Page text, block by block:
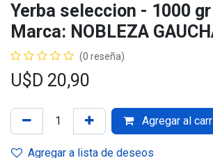
Yerba seleccion - 1000
Marca: NOBLEZA
(0 reseña)
U$D 20,90
Agregar al
Agregar a lista de deseos